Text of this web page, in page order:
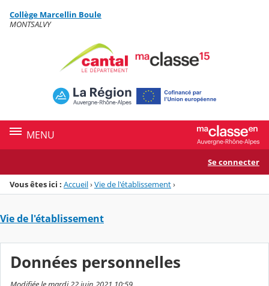
Menu de la rubrique
Contenu
Collège Marcellin Boule
MONTSALVY
MENU
Se connecter
Vous êtes ici : Accueil›Vie de l'établissement›
Vie de l'établissement
Données personnelles